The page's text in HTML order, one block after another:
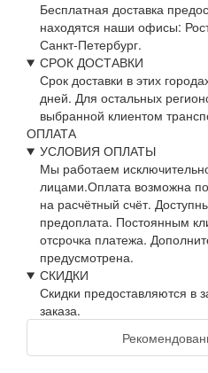
Бесплатная доставка
находятся наши офисы:
Санкт-Петербург.
СРОК ДОСТАВКИ
Срок доставки в этих
дней. Для остальных
выбранной клиентом
ОПЛАТА
УСЛОВИЯ ОПЛАТЫ
Мы работаем
лицами.Оплата возможна
на расчётный счёт.
предоплата. Постоянным
отсрочка платежа.
предусмотрена.
СКИДКИ
Скидки предоставляются в
заказа.